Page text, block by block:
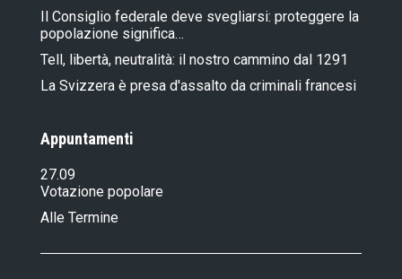
Il Consiglio federale deve svegliarsi: proteggere la
popolazione significa…
Tell, libertà, neutralità: il nostro cammino dal 1291
La Svizzera è presa d'assalto da criminali francesi
Appuntamenti
27.09
Votazione popolare
Alle Termine